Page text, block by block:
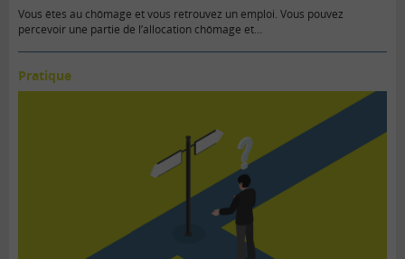
Vous êtes au chômage et vous retrouvez un emploi. Vous pouvez
percevoir une partie de l’allocation chômage et…
Pratique